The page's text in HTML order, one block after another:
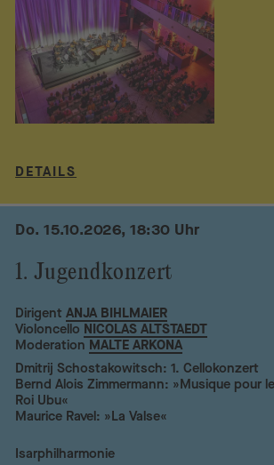
DETAILS
1. Jugendkonzert
Do. 15.10.2026, 18:30 Uhr
DirigentANJA BIHLMAIER
Violoncello NICOLAS ALTSTAEDT
Moderation MALTE ARKONA
Dmitrij Schostakowitsch: 1. Cellokonzert
Bernd Alois Zimmermann: »Musique pour
Roi Ubu«
Maurice Ravel: »La Valse«
Isarphilharmonie